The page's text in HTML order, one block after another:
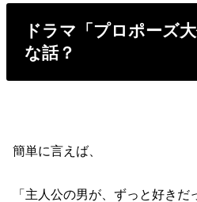
ドラマ「プロポーズ
な話？
簡単に言えば、
「主人公の男が、ずっと好き